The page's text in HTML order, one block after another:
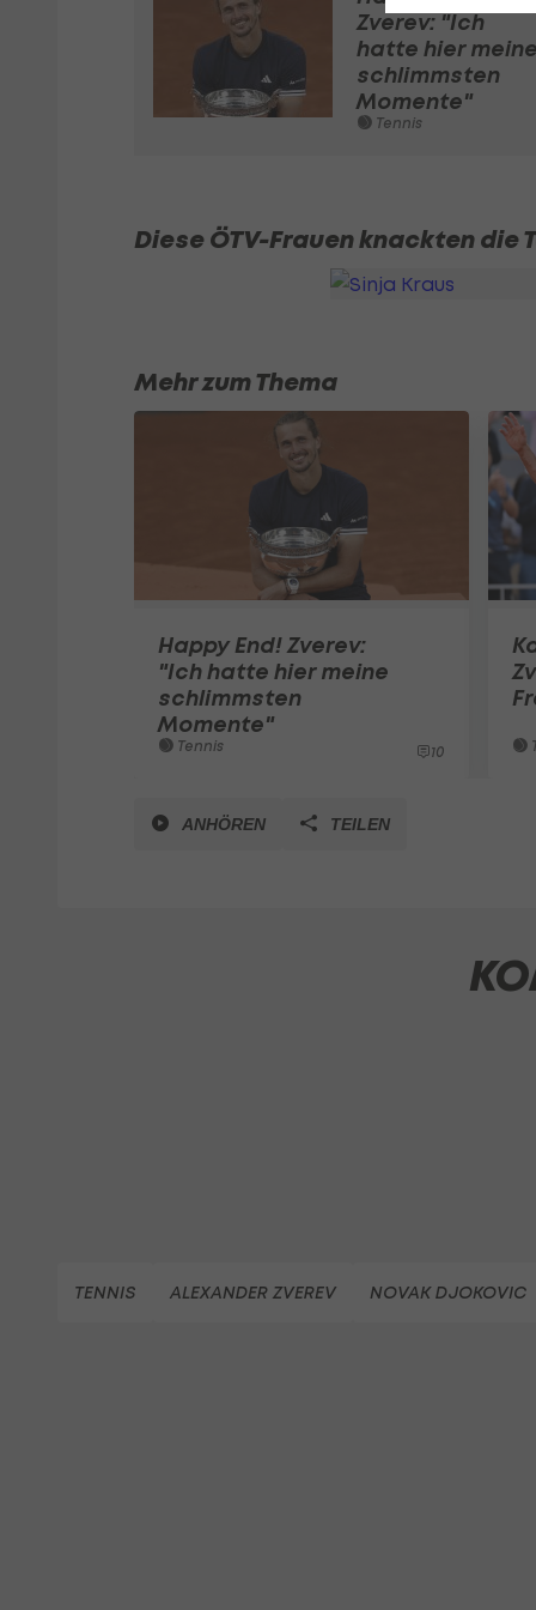
Zverev: "Ich
hatte hier meine
schlimmsten
Momente"
Tennis
Diese ÖTV-Frauen knackten die
Mehr zum Thema
Happy End! Zverev:
"Ich hatte hier meine
schlimmsten
Momente"
Tennis 10
ANHÖREN TEILEN
TENNIS ALEXANDER ZVEREV NOVAK DJOKOVIC